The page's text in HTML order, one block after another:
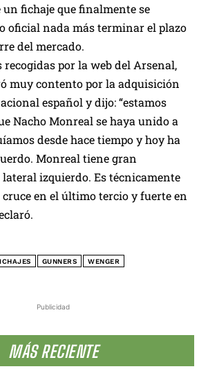
Publicidad
MÁS RECIENTE
fichaje que finalmente se
oficial nada más terminar el plazo
del mercado.
recogidas por la web del Arsenal,
muy contento por la adquisición
español y dijo: “estamos
Nacho Monreal se haya unido a
desde hace tiempo y hoy ha
Monreal tiene gran
izquierdo. Es técnicamente
en el último tercio y fuerte en
GUNNERS WENGER